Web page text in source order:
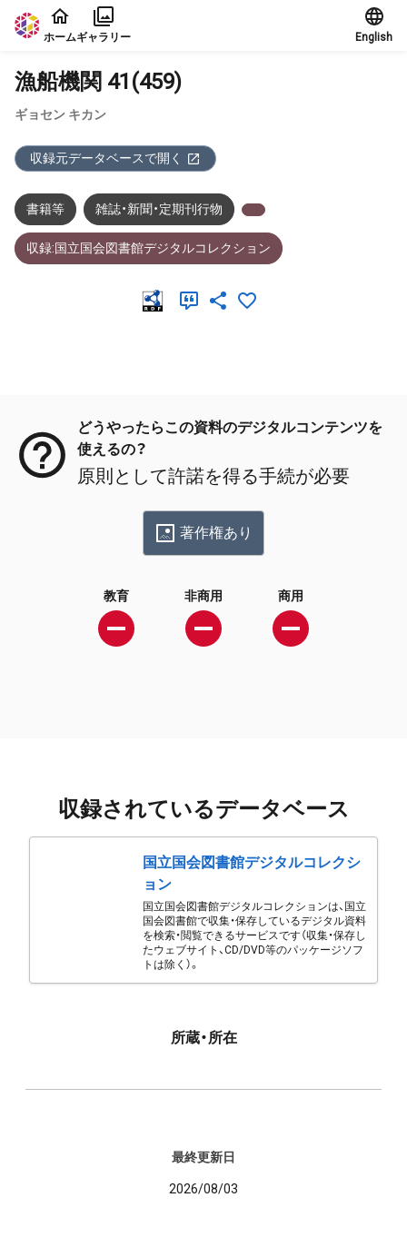
本文に飛ぶ
ホームギャラリー English
漁船機関 41(459)
ギョセン キカン
収録元データベースで開く
書籍等 雑誌・新聞・定期刊行物
収録:国立国会図書館デジタルコレクション
どうやったらこの資料のデジタルコンテンツを
使えるの？
原則として許諾を得る手続が必要
著作権あり
教育 非商用 商用
収録されているデータベース
国立国会図書館デジタルコレクシ
ョン
国立国会図書館デジタルコレクションは、国立
国会図書館で収集・保存しているデジタル資料
を検索・閲覧できるサービスです（収集・保存し
たウェブサイト、CD/DVD等のパッケージソフ
トは除く）。
所蔵・所在
最終更新日
2026/08/03